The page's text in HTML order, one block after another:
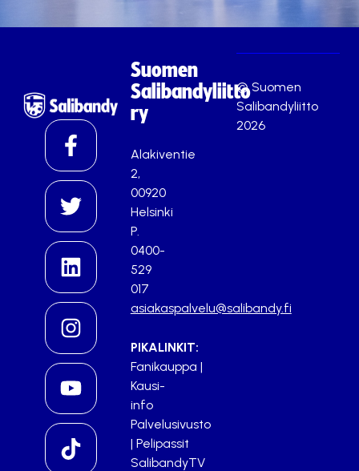
Suomen
Salibandyliitto
ry
Alakiventie
2,
00920
Helsinki
P.
0400-
529
017
asiakaspalvelu@salibandy.fi
PIKALINKIT:
Fanikauppa |
Kausi-
info
Palvelusivusto
| Pelipassit
SalibandyTV
© Suomen
Salibandyliitto
2026